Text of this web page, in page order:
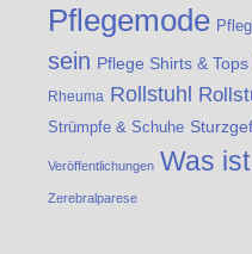
Pflegemode
sein Pflege Shirts & Tops
Rheuma Rollstuhl
Strümpfe & Schuhe
Veröffentlichungen Was
Zerebralparese